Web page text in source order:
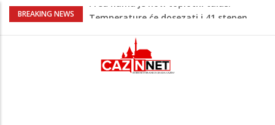
BREAKING NEWS
Pojačan saobraćaj i gužve na granicama:
jutarnjih sati
Teška saobraćajna nesreća u Cazinu,
policija na mjestu događaja